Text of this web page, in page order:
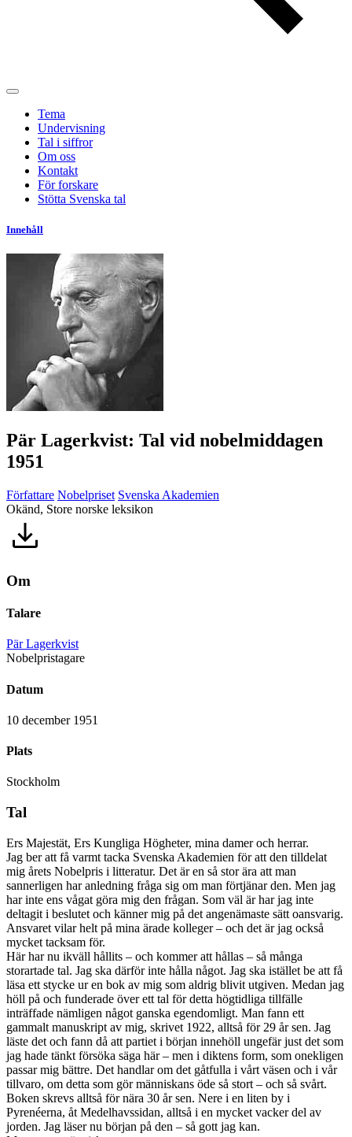
Tema
Undervisning
Tal i siffror
Om oss
Kontakt
För forskare
Stötta Svenska tal
Innehåll
Pär Lagerkvist: Tal vid nobelmiddagen
1951
Författare Nobelpriset Svenska Akademien
Okänd, Store norske leksikon
Om
Talare
Pär Lagerkvist
Nobelpristagare
Datum
10 december 1951
Plats
Stockholm
Tal
Ers Majestät, Ers Kungliga Högheter, mina damer och herrar.
Jag ber att få varmt tacka Svenska Akademien för att den tilldelat
mig årets Nobelpris i litteratur. Det är en så stor ära att man
sannerligen har anledning fråga sig om man förtjänar den. Men jag
har inte ens vågat göra mig den frågan. Som väl är har jag inte
deltagit i beslutet och känner mig på det angenämaste sätt oansvarig.
Ansvaret vilar helt på mina ärade kolleger – och det är jag också
mycket tacksam för.
Här har nu ikväll hållits – och kommer att hållas – så många
storartade tal. Jag ska därför inte hålla något. Jag ska istället be att få
läsa ett stycke ur en bok av mig som aldrig blivit utgiven. Medan jag
höll på och funderade över ett tal för detta högtidliga tillfälle
inträffade nämligen något ganska egendomligt. Man fann ett
gammalt manuskript av mig, skrivet 1922, alltså för 29 år sen. Jag
läste det och fann då att partiet i början innehöll ungefär just det som
jag hade tänkt försöka säga här – men i diktens form, som onekligen
passar mig bättre. Det handlar om det gåtfulla i vårt väsen och i vår
tillvaro, om detta som gör människans öde så stort – och så svårt.
Boken skrevs alltså för nära 30 år sen. Nere i en liten by i
Pyrenéerna, åt Medelhavssidan, alltså i en mycket vacker del av
jorden. Jag läser nu början på den – så gott jag kan.